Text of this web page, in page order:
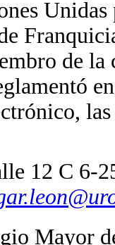
de
12 C 6-
Mayor